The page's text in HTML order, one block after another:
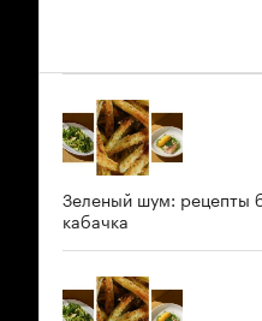
Зеленый шум: рецепты
кабачка